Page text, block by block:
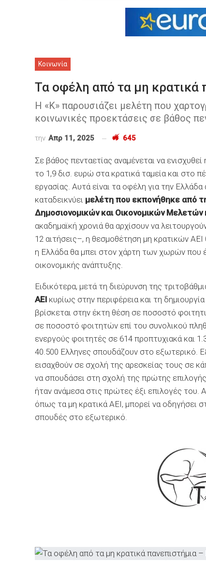
Κοινωνία
Τα οφέλη από τα μη κρατικά
Η «Κ» παρουσιάζει μελέτη που
κοινωνικές προεκτάσεις σε βάθος
την Απρ 11, 2025 645
Σε βάθος πενταετίας αναμένεται να ενισχυθεί
το 1,9 δισ. ευρώ στα κρατικά ταμεία και στο
εργασίας. Αυτά είναι τα οφέλη για την
καταδεικνύει μελέτη που εκπονήθηκε από
Δημοσιονομικών και Οικονομικών Μελετών
ακαδημαϊκή χρονιά θα αρχίσουν να
12 αιτήσεις–, η θεσμοθέτηση μη κρατικών
η Ελλάδα θα μπει στον χάρτη των χωρών που
οικονομικής ανάπτυξης.
Ειδικότερα, μετά τη διεύρυνση της
ΑΕΙ κυρίως στην περιφέρεια και τη
βρίσκεται στην έκτη θέση σε ποσοστό
σε ποσοστό φοιτητών επί του συνολικού
ενεργούς φοιτητές σε 614 προπτυχιακά και
40.500 Ελληνες σπουδάζουν στο εξωτερικό.
εισαχθούν σε σχολή της αρεσκείας τους σε
να σπουδάσει στη σχολή της πρώτης
ήταν ανάμεσα στις πρώτες έξι επιλογές
όπως τα μη κρατικά ΑΕΙ, μπορεί να οδηγήσει
σπουδές στο εξωτερικό.